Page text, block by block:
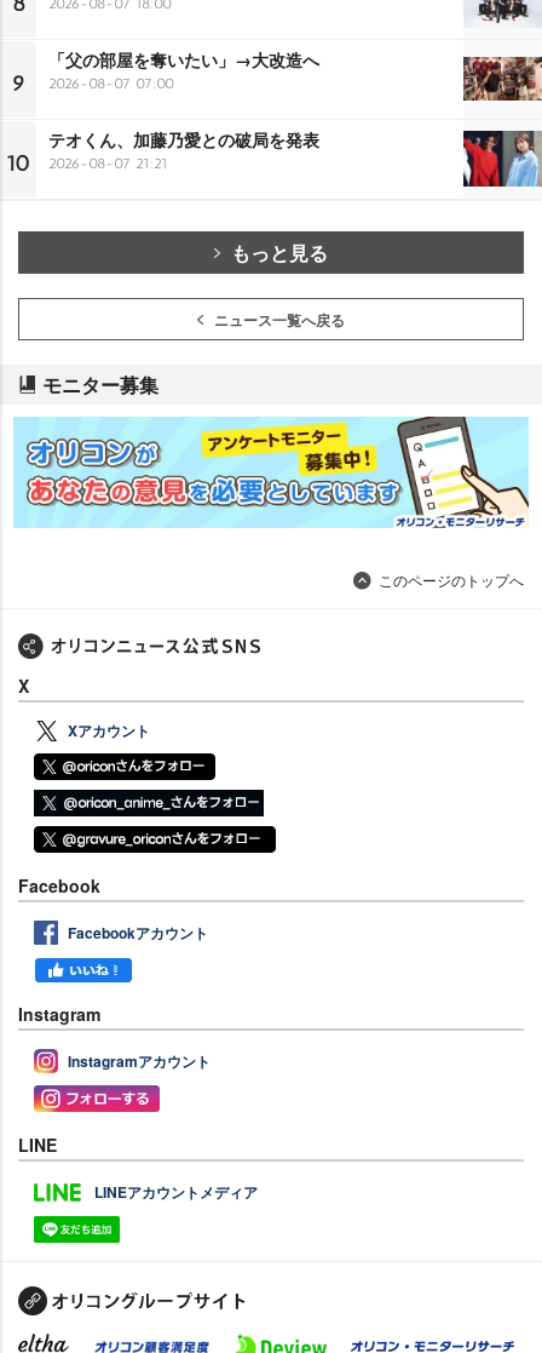
9
「父の部屋を奪いたい」→大改造へ
2026-08-07 07:00
10
テオくん、加藤乃愛との破局を発表
2026-08-07 21:21
もっと見る
ニュース一覧へ戻る
モニター募集
このページのトップへ
X
Xアカウント
Facebook
Facebookアカウント
Instagram
Instagramアカウント
LINE
LINEアカウントメディア